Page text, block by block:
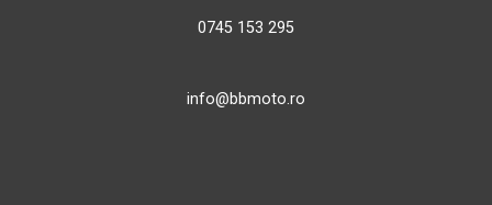
0745 153 295
info@bbmoto.ro